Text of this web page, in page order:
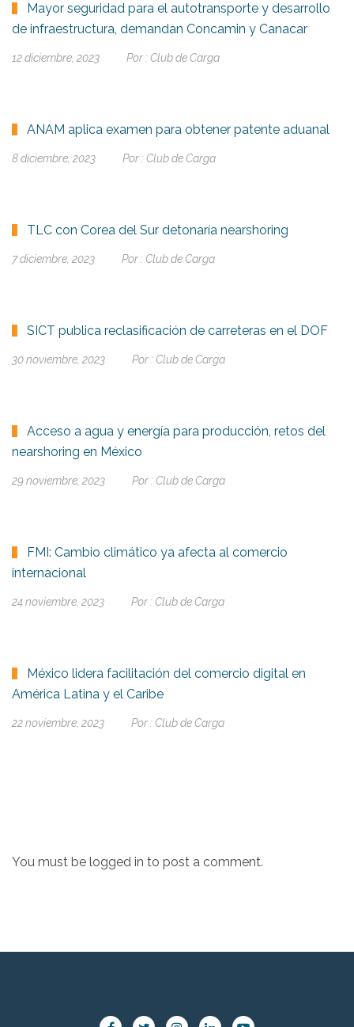
Mayor seguridad para el autotransporte y desarrollo
de infraestructura, demandan Concamin y Canacar
12 diciembre, 2023 Por : Club de Carga
ANAM aplica examen para obtener patente aduanal
8 diciembre, 2023 Por : Club de Carga
TLC con Corea del Sur detonaría nearshoring
7 diciembre, 2023 Por : Club de Carga
SICT publica reclasificación de carreteras en el DOF
30 noviembre, 2023 Por : Club de Carga
Acceso a agua y energía para producción, retos del
nearshoring en México
29 noviembre, 2023 Por : Club de Carga
FMI: Cambio climático ya afecta al comercio
internacional
24 noviembre, 2023 Por : Club de Carga
México lidera facilitación del comercio digital en
América Latina y el Caribe
22 noviembre, 2023 Por : Club de Carga
You must be logged in to post a comment.